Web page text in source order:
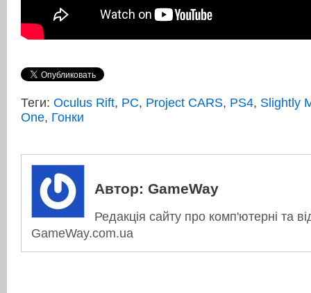
Теги: Oculus Rift, PC, Project CARS, PS4, Slightly
One, Гонки
Автор: GameWay
Редакція сайту про комп'ютерні та
GameWay.com.ua